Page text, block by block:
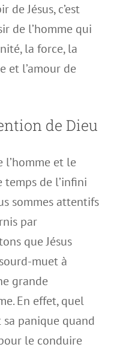
de Jésus, c’est
de l’homme qui
la force, la
et l’amour de
de Dieu
l’homme et le
de l’infini
sommes attentifs
par
que Jésus
muet à
grande
En effet, quel
panique quand
le conduire